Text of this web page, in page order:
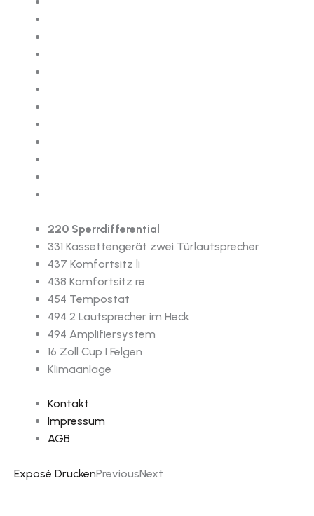
220 Sperrdifferential
331 Kassettengerät zwei Türlautsprecher
437 Komfortsitz li
438 Komfortsitz re
454 Tempostat
494 2 Lautsprecher im Heck
494 Amplifiersystem
16 Zoll Cup I Felgen
Klimaanlage
Kontakt
Impressum
AGB
Exposé DruckenPreviousNext